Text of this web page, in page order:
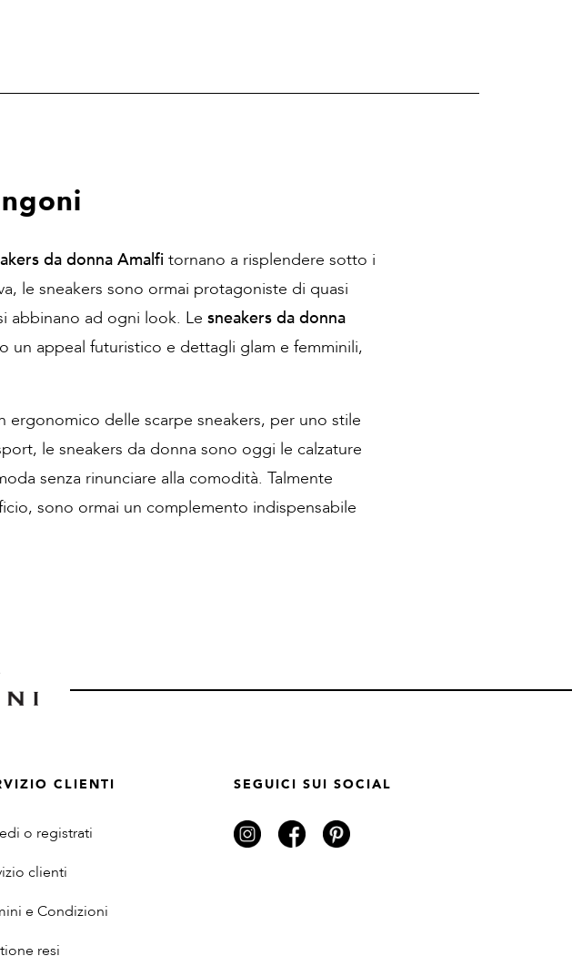
da donna Amalfitornano a risplendere sotto i
le sneakers sono ormai protagoniste di quasi
abbinano ad ogni look. Le sneakers da donna
un appeal futuristico e dettagli glam e femminili,
delle scarpe sneakers, per uno stile
le sneakers da donna sono oggi le calzature
senza rinunciare alla comodità. Talmente
sono ormai un complemento indispensabile
CLIENTI
o registrati
clienti
e Condizioni
resi
SEGUICI SUI SOCIAL